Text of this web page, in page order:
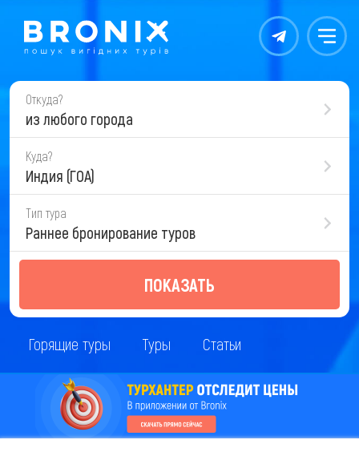
Контакты Меню
Откуда?
из любого города
Куда?
Индия (ГОА)
Тип тура
Раннее бронирование туров
ПОКАЗАТЬ
Горящие туры Туры Статьи